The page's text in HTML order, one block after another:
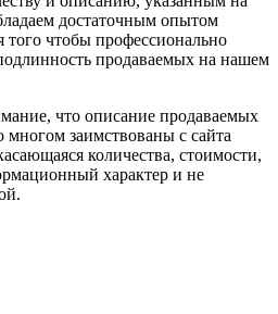
достаточным опытом
чтобы профессионально
продаваемых на нашем
что описание продаваемых
заимствованы с сайта
количества, стоимости,
характер и не